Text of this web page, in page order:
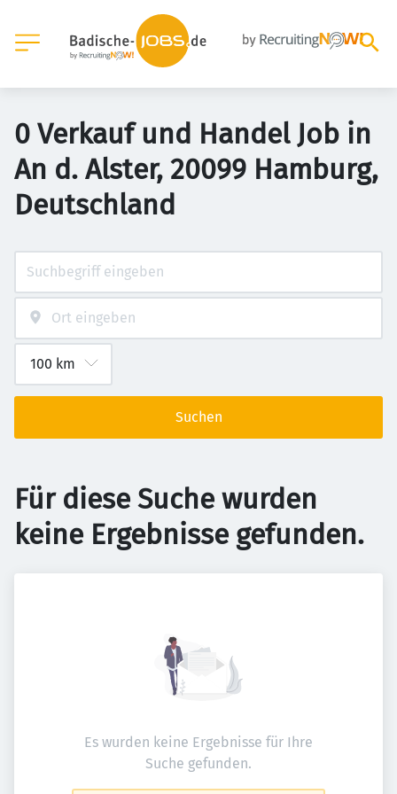
0 Verkauf und Handel Job in
An d. Alster, 20099 Hamburg,
Deutschland
Suchen
Für diese Suche wurden
keine Ergebnisse gefunden.
Es wurden keine Ergebnisse für Ihre
Suche gefunden.